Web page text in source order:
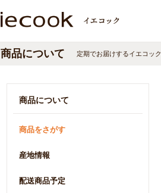
定期でお届けするイエコック
商品について
商品について
商品をさがす
産地情報
配送商品予定